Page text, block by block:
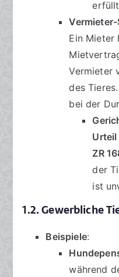
Ein Mieter
Vermieter
des
bei der
ZR
der
ist
1.2. Gewerbliche
Beispiele:
während